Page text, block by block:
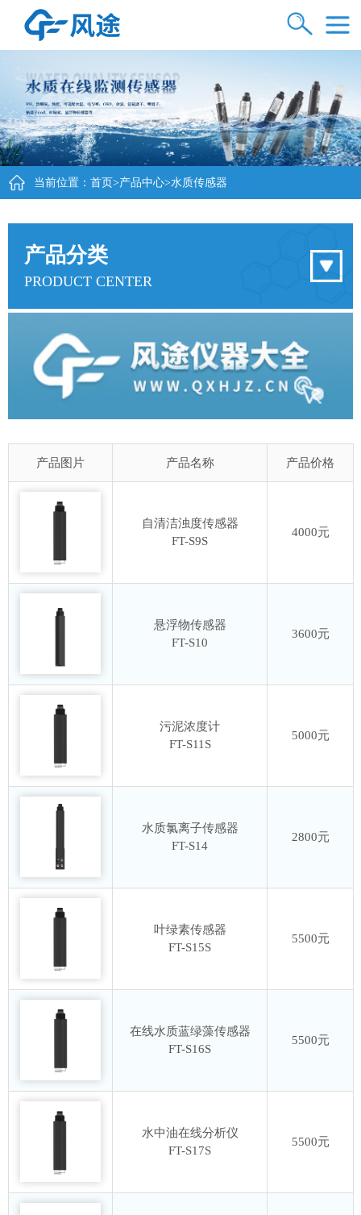
当前位置： 首页>产品中心>水质传感器
产品分类
PRODUCT CENTER
产品图片 产品名称 产品价格
自清洁浊度传感器
FT-S9S
4000元
悬浮物传感器
FT-S10
3600元
污泥浓度计
FT-S11S
5000元
水质氯离子传感器
FT-S14
2800元
叶绿素传感器
FT-S15S
5500元
在线水质蓝绿藻传感器
FT-S16S
5500元
水中油在线分析仪
FT-S17S
5500元